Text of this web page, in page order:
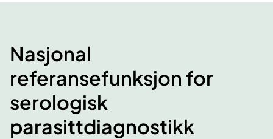
Nasjonal
referansefunksjon for
serologisk
parasittdiagnostikk